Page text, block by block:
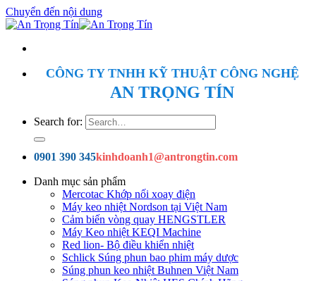
Chuyển đến nội dung
CÔNG TY TNHH KỸ THUẬT CÔNG NGHỆ
AN TRỌNG TÍN
Search for:
0901 390 345kinhdoanh1@antrongtin.com
Danh mục sản phẩm
Mercotac Khớp nối xoay điện
Máy keo nhiệt Nordson tại Việt Nam
Cảm biến vòng quay HENGSTLER
Máy Keo nhiệt KEQI Machine
Red lion- Bộ điều khiển nhiệt
Schlick Súng phun bao phim máy dược
Súng phun keo nhiệt Buhnen Việt Nam